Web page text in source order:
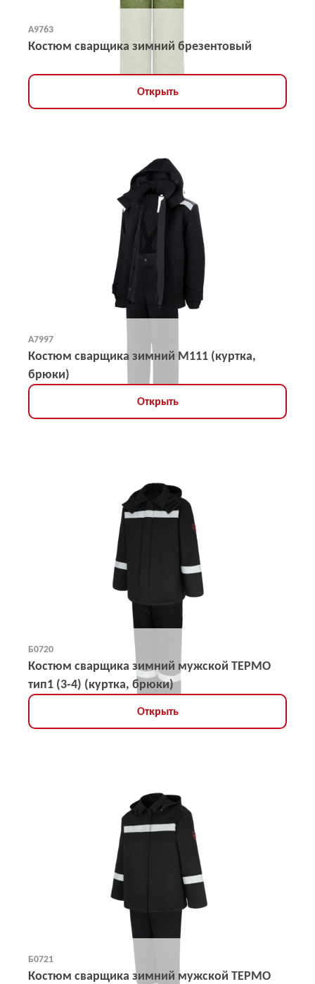
А9763
Костюм сварщика зимний брезентовый
Открыть
А7997
Костюм сварщика зимний М111 (куртка,
брюки)
Открыть
Б0720
Костюм сварщика зимний мужской ТЕРМО
тип1 (3-4) (куртка, брюки)
Открыть
Б0721
Костюм сварщика зимний мужской ТЕРМО